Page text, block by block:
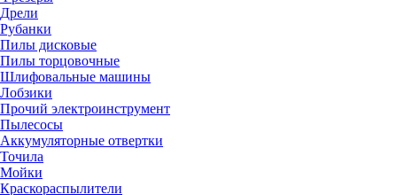
Дрели
Рубанки
Пилы дисковые
Пилы торцовочные
Шлифовальные машины
Лобзики
Прочий электроинструмент
Пылесосы
Аккумуляторные отвертки
Точила
Мойки
Краскораспылители